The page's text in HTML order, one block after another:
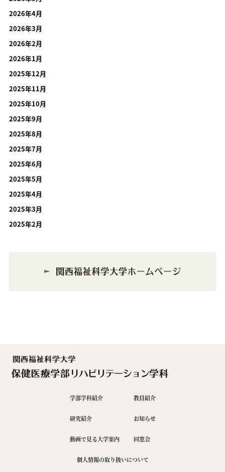
2026年4月
2026年3月
2026年2月
2026年1月
2025年12月
2025年11月
2025年10月
2025年9月
2025年8月
2025年7月
2025年6月
2025年5月
2025年4月
2025年3月
2025年2月
学部学科紹介
研究紹介
動画で見る大学案内
教員紹介
お知らせ
同窓会
個人情報の取り扱いについて